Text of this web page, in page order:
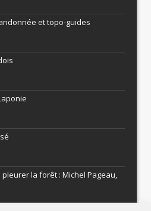
et topo-guides
pleurer la forêt : Michel Pageau,